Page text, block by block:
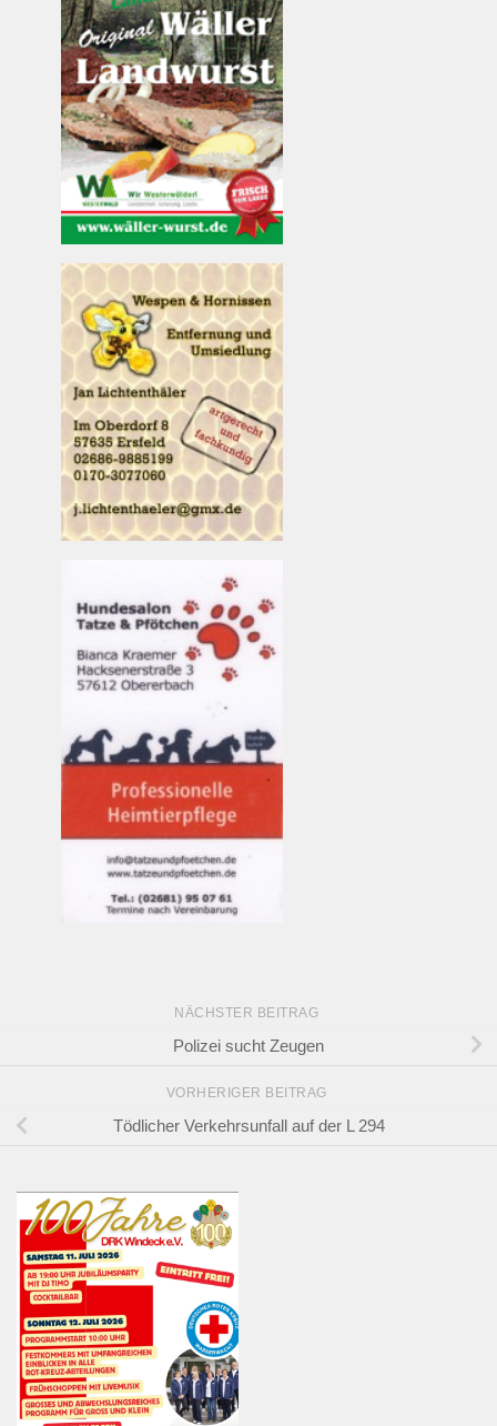
NÄCHSTER BEITRAG
Polizei sucht Zeugen
VORHERIGER BEITRAG
Tödlicher Verkehrsunfall auf der L 294